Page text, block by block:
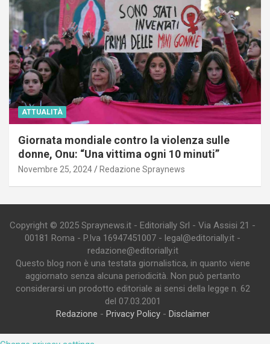
ATTUALITÀ
Giornata mondiale contro la violenza sulle
donne, Onu: “Una vittima ogni 10 minuti”
Novembre 25, 2024 Redazione Spraynews
Copyright © 2025 Spraynews.it - Editorially Srl - Via Assisi 21 -
00181 Roma - P.Iva 16947451007 - legal@editorially.it -
redazione@editorially.it
Questo blog non è una testata giornalistica, in quanto viene
aggiornato senza alcuna periodicità. Non può pertanto
considerarsi un prodotto editoriale ai sensi della legge n. 62
del 07.03.2001
Redazione - Privacy Policy- Disclaimer